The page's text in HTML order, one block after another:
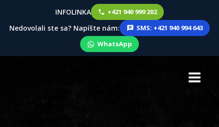
INFOLINKA +421 940 999 202
Nedovolali ste sa? Napíšte nám:
SMS: +421 940 994 643
WhatsApp